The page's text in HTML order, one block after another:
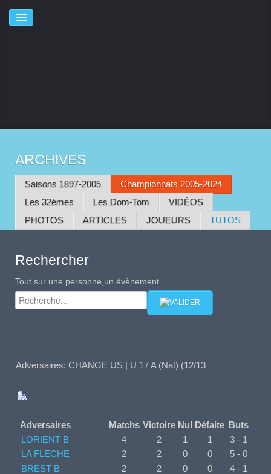
PARCOURS
PERSONNALITÉS
EVENEMENTS
CALENDRIER
VIDEOS
RALENTIS
TOP ARRËTS
ARCHIVES
Saisons 1897-2005
Championnats 2005-2024
Les 32émes
Les Dom-Tom
VIDÉOS
PHOTOS
ARTICLES JOUEURS TUTOS
Rechercher
Tout sur une personne,un évènement ...
Adversaires: CHANGE US | U 17 A (Nat) (12/13
Adversaires Matchs Victoire Nul Défaite Buts
LORIENT B
4 2 1 1
3 - 1
LA FLECHE
2 2 0 0
5 - 0
BREST B
2 2 0 0
4 - 1